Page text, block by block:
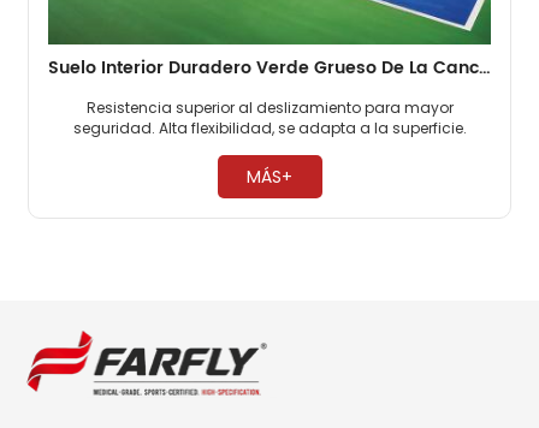
Suelo Interior Duradero Verde Grueso De La Cancha De Pickleball De 4,5 Mm
Resistencia superior al deslizamiento para mayor
seguridad. Alta flexibilidad, se adapta a la superficie.
MÁS+